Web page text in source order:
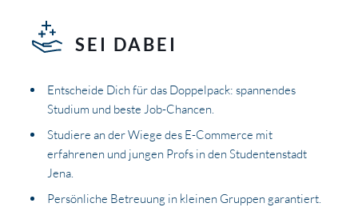
SEI DABEI
Entscheide Dich für das Doppelpack: spannendes
Studium und beste Job-Chancen.
Studiere an der Wiege des E-Commerce mit
erfahrenen und jungen Profs in den Studentenstadt
Jena.
Persönliche Betreuung in kleinen Gruppen garantiert.